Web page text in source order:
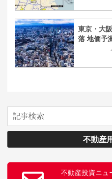
東京・大
落 地価予
不動産
不動産投資ニュ